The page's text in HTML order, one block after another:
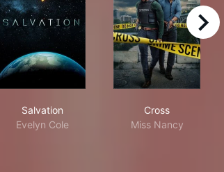
Salvation
Evelyn Cole
Cross
Miss Nancy
right